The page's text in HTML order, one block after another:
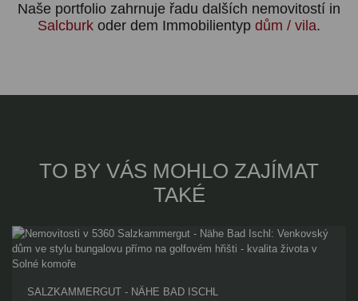
Naše portfolio zahrnuje řadu dalších nemovitostí in
Salcburk oder dem Immobilientyp dům / vila.
TO BY VÁS MOHLO ZAJÍMAT
TAKÉ
SALZKAMMERGUT - NÄHE BAD ISCHL